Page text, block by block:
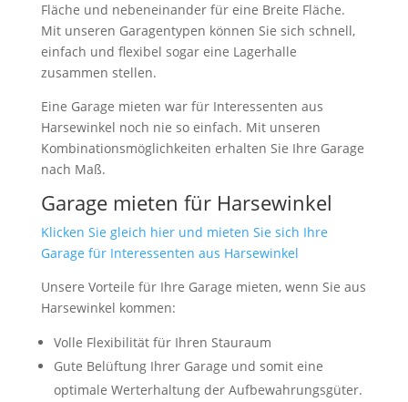
Fläche und nebeneinander für eine Breite Fläche.
Mit unseren Garagentypen können Sie sich schnell,
einfach und flexibel sogar eine Lagerhalle
zusammen stellen.
Eine Garage mieten war für Interessenten aus
Harsewinkel noch nie so einfach. Mit unseren
Kombinationsmöglichkeiten erhalten Sie Ihre Garage
nach Maß.
Garage mieten für Harsewinkel
Klicken Sie gleich hier und mieten Sie sich Ihre
Garage für Interessenten aus Harsewinkel
Unsere Vorteile für Ihre Garage mieten, wenn Sie aus
Harsewinkel kommen:
Volle Flexibilität für Ihren Stauraum
Gute Belüftung Ihrer Garage und somit eine
optimale Werterhaltung der Aufbewahrungsgüter.